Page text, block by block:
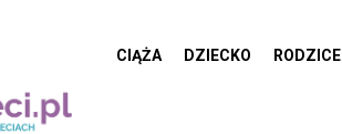
CIĄŻA DZIECKO RODZICE